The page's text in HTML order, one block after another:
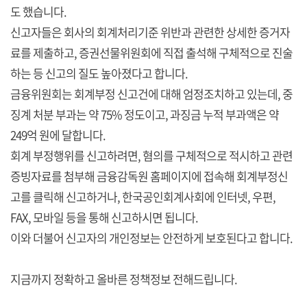
도 했습니다.
신고자들은 회사의 회계처리기준 위반과 관련한 상세한 증거자
료를 제출하고, 증권선물위원회에 직접 출석해 구체적으로 진술
하는 등 신고의 질도 높아졌다고 합니다.
금융위원회는 회계부정 신고건에 대해 엄정조치하고 있는데, 중
징계 처분 부과는 약 75% 정도이고, 과징금 누적 부과액은 약
249억 원에 달합니다.
회계 부정행위를 신고하려면, 혐의를 구체적으로 적시하고 관련
증빙자료를 첨부해 금융감독원 홈페이지에 접속해 회계부정신
고를 클릭해 신고하거나, 한국공인회계사회에 인터넷, 우편,
FAX, 모바일 등을 통해 신고하시면 됩니다.
이와 더불어 신고자의 개인정보는 안전하게 보호된다고 합니다.
지금까지 정확하고 올바른 정책정보 전해드립니다.